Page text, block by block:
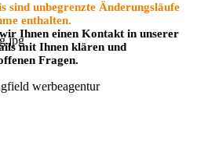
sind unbegrenzte Änderungsläufe
enthalten.
Ihnen einen Kontakt in unserer
mit Ihnen klären und
Fragen.